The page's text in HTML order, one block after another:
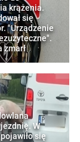
krążenia.
się
"Urządzenie
zmarł
W
się